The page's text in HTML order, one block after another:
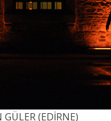
GÜLER (EDİRNE)